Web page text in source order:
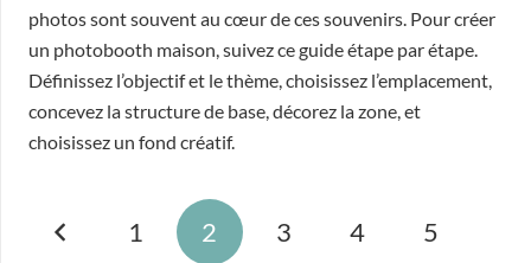
photos sont souvent au cœur de ces souvenirs. Pour créer
un photobooth maison, suivez ce guide étape par étape.
Définissez l’objectif et le thème, choisissez l’emplacement,
concevez la structure de base, décorez la zone, et
choisissez un fond créatif.
1 2 3 4 5